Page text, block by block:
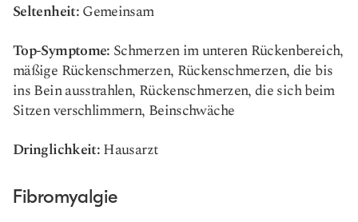
Seltenheit:Gemeinsam
Top-Symptome: Schmerzen im unteren Rückenbereich,
mäßige Rückenschmerzen, Rückenschmerzen, die bis
ins Bein ausstrahlen, Rückenschmerzen, die sich beim
Sitzen verschlimmern, Beinschwäche
Dringlichkeit:Hausarzt
Fibromyalgie